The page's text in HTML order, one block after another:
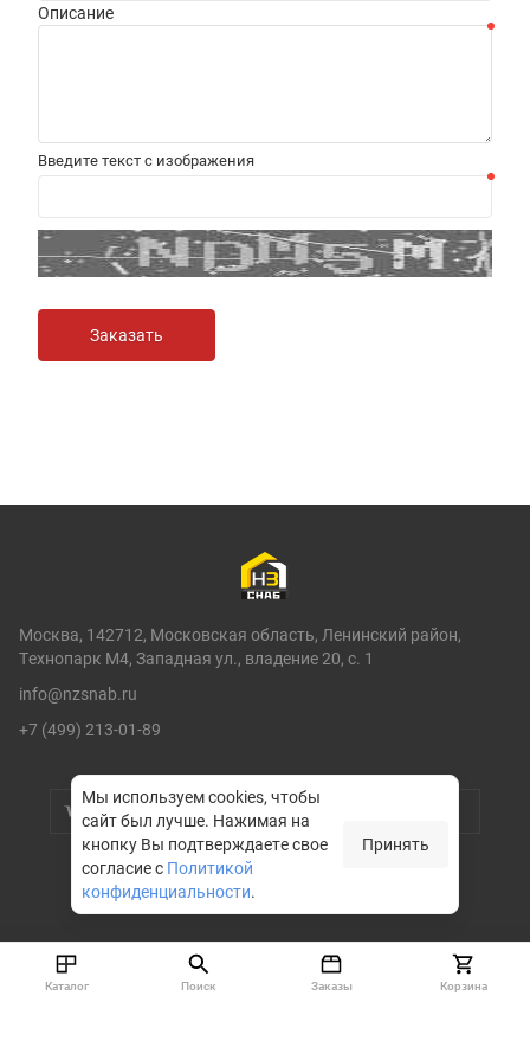
Описание
Введите текст с изображения
Москва, 142712, Московская область, Ленинский район,
Технопарк М4, Западная ул., владение 20, с. 1
info@nzsnab.ru
+7 (499) 213-01-89
Мы используем cookies, чтобы
сайт был лучше. Нажимая на
кнопку Вы подтверждаете свое
согласие с Политикой
конфиденциальности.
Принять
© НЗСНАБ 2004-2026
Каталог Поиск Заказы Корзина